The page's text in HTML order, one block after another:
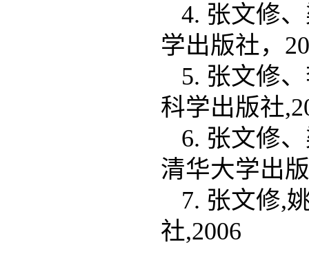
4. 张文修
学出版社，
5. 张文修
科学出版社
6. 张文修
清华大学出
7. 张文修,
社,2006